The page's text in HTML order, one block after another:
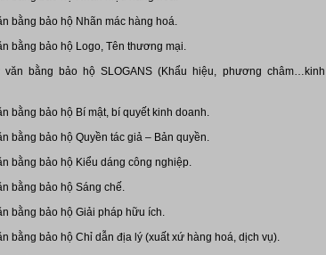
bằng bảo hộ Nhãn mác hàng hoá.
bằng bảo hộ Logo, Tên thương mại.
văn bằng bảo hộ SLOGANS (Khẩu hiệu, phương châm…kinh
bằng bảo hộ Bí mật, bí quyết kinh doanh.
bằng bảo hộ Quyền tác giả – Bản quyền.
bằng bảo hộ Kiểu dáng công nghiệp.
bằng bảo hộ Sáng chế.
bằng bảo hộ Giải pháp hữu ích.
bằng bảo hộ Chỉ dẫn địa lý (xuất xứ hàng hoá, dịch vụ).